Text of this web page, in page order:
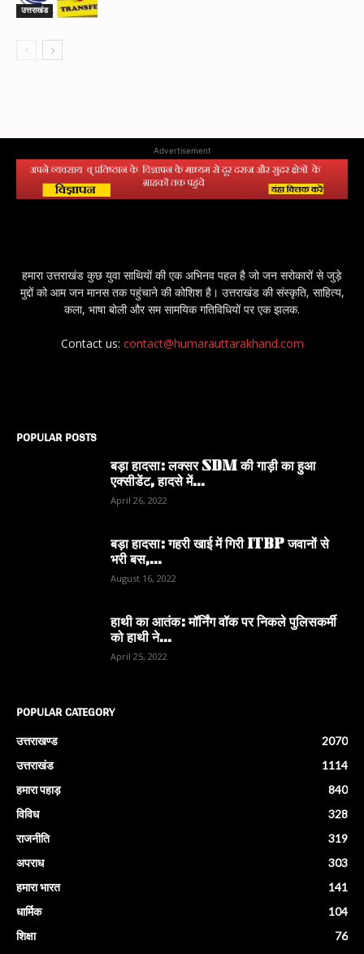
उत्तराखंड
Advertisement
हमारा उत्तराखंड कुछ युवा साथियों की एक अभिनव पहल है जो जन सरोकारों से जुड़े
मुद्दों को आम जन मानस तक पहुंचाने की कोशिश है। उत्तराखंड की संस्कृति, साहित्य,
कला, भाषा बोली और सम सामयिक गतिविधियों पर एक झलक.
Contact us: contact@humarauttarakhand.com
POPULAR POSTS
बड़ा हादसा: लक्सर SDM की गाड़ी का हुआ
एक्सीडेंट, हादसे में...
April 26, 2022
बड़ा हादसा: गहरी खाई में गिरी ITBP जवानों से
भरी बस,...
August 16, 2022
हाथी का आतंक: मॉर्निंग वॉक पर निकले पुलिसकर्मी
को हाथी ने...
April 25, 2022
POPULAR CATEGORY
उत्तराखण्ड
2070
उत्तराखंड
1114
हमारा पहाड़
840
विविध
328
राजनीति
319
अपराध
303
हमारा भारत
141
धार्मिक
104
शिक्षा
76